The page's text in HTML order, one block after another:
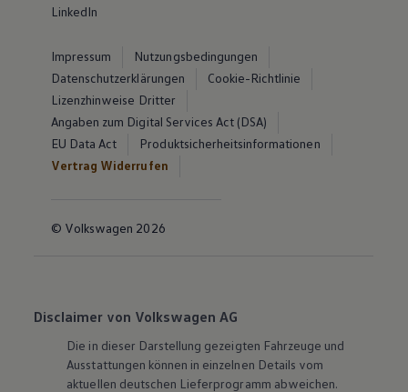
LinkedIn
Impressum
Nutzungsbedingungen
Datenschutzerklärungen
Cookie-Richtlinie
Lizenzhinweise Dritter
Angaben zum Digital Services Act (DSA)
EU Data Act
Produktsicherheitsinformationen
Vertrag Widerrufen
© Volkswagen 2026
Disclaimer von Volkswagen AG
Die in dieser Darstellung gezeigten Fahrzeuge und
Ausstattungen können in einzelnen Details vom
aktuellen deutschen Lieferprogramm abweichen.